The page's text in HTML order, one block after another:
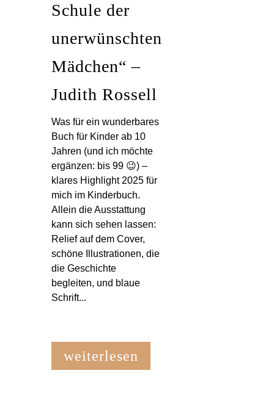
Schule der
unerwünschten
Mädchen“ –
Judith Rossell
Was für ein wunderbares
Buch für Kinder ab 10
Jahren (und ich möchte
ergänzen: bis 99 😉) –
klares Highlight 2025 für
mich im Kinderbuch.
Allein die Ausstattung
kann sich sehen lassen:
Relief auf dem Cover,
schöne Illustrationen, die
die Geschichte
begleiten, und blaue
Schrift...
weiterlesen